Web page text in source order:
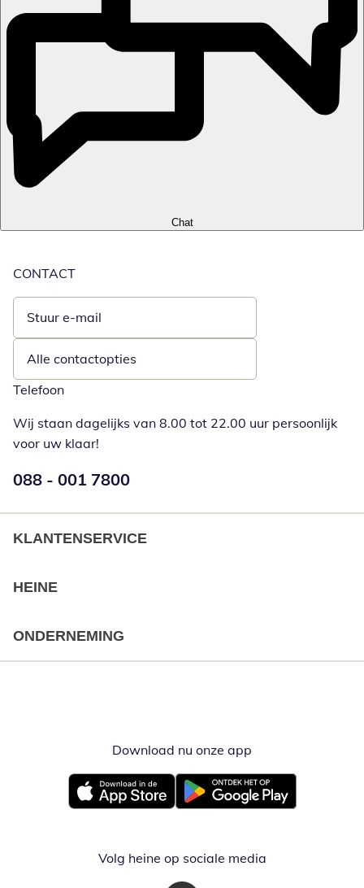
Chat
CONTACT
Stuur e-mail
Opent e-mailclient
Alle contactopties
Telefoon
Wij staan dagelijks van 8.00 tot 22.00 uur persoonlijk
voor uw klaar!
Telefoonnummer:
088 - 001 7800
KLANTENSERVICE
HEINE
ONDERNEMING
Download nu onze app
Opent in nieuw vensterOpent in nieuw venster
Volg heine op sociale media